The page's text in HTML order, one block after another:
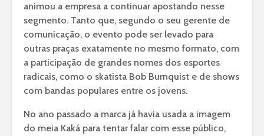
animou a empresa a continuar apostando nesse
segmento. Tanto que, segundo o seu gerente de
comunicação, o evento pode ser levado para
outras praças exatamente no mesmo formato, com
a participação de grandes nomes dos esportes
radicais, como o skatista Bob Burnquist e de shows
com bandas populares entre os jovens.
No ano passado a marca já havia usada a imagem
do meia Kaká para tentar falar com esse público,